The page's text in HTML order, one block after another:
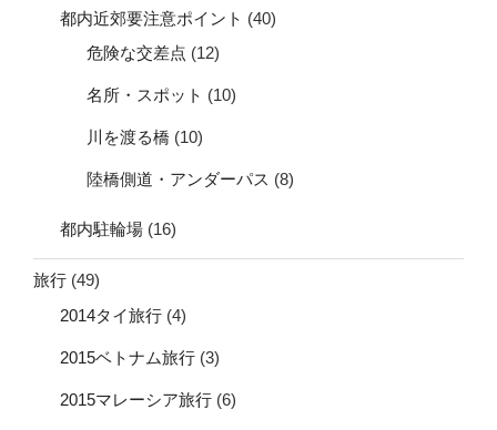
都内近郊要注意ポイント (40)
危険な交差点 (12)
名所・スポット (10)
川を渡る橋 (10)
陸橋側道・アンダーパス (8)
都内駐輪場 (16)
旅行 (49)
2014タイ旅行 (4)
2015ベトナム旅行 (3)
2015マレーシア旅行 (6)